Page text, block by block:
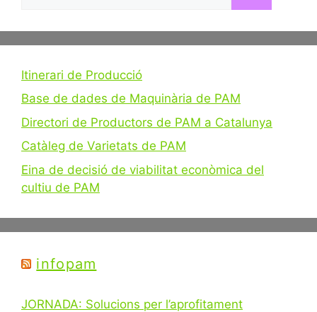
Itinerari de Producció
Base de dades de Maquinària de PAM
Directori de Productors de PAM a Catalunya
Catàleg de Varietats de PAM
Eina de decisió de viabilitat econòmica del
cultiu de PAM
infopam
JORNADA: Solucions per l’aprofitament